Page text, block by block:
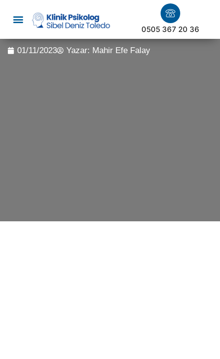
0505 367 20 36
01/11/2023 Yazar: Mahir Efe Falay